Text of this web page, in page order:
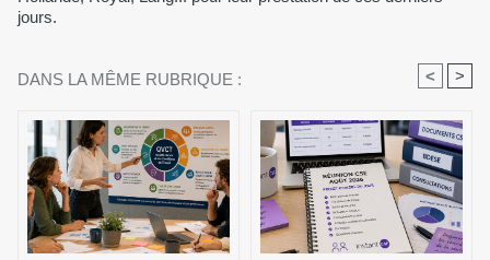
jours.
DANS LA MÊME RUBRIQUE : < >